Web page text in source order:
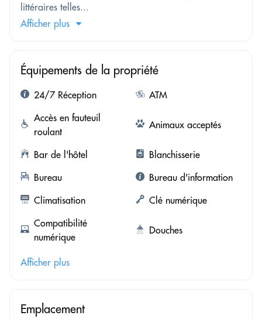
littéraires telles...
Afficher plus
Équipements de la propriété
24/7 Réception
ATM
Accès en fauteuil
roulant
Animaux acceptés
Bar de l'hôtel
Blanchisserie
Bureau
Bureau d'information
Climatisation
Clé numérique
Compatibilité
numérique
Douches
Afficher plus
Emplacement